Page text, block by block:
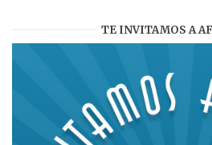
TE INVITAMOS A